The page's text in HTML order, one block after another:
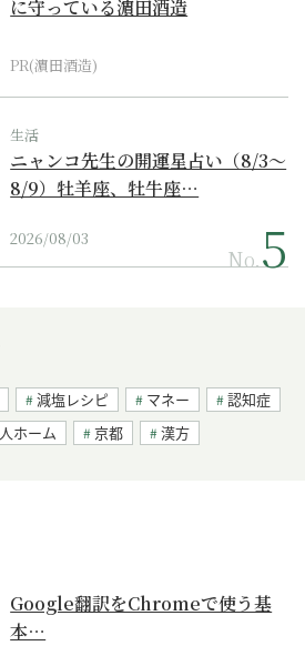
に守っている濵田酒造
PR(濵田酒造)
生活
ニャンコ先生の開運星占い（8/3～
8/9）牡羊座、牡牛座…
2026/08/03
No.
減塩レシピ マネー
認知症
ホーム 京都 漢方
Google翻訳をChromeで使う基
本…